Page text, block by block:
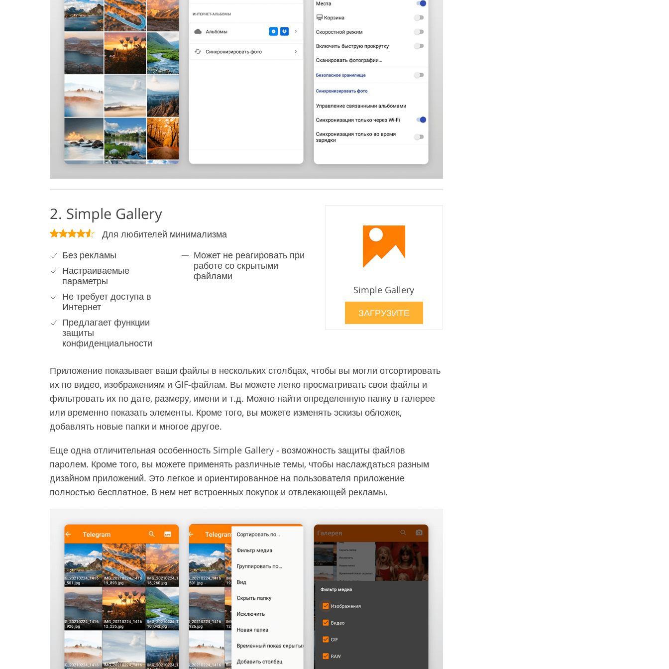
2. Simple Gallery
Для любителей минимализма
Без рекламы
Настраиваемые
параметры
Не требует доступа в
Интернет
Предлагает функции
защиты
конфиденциальности
Может не реагировать при
работе со скрытыми
файлами
Simple Gallery
ЗАГРУЗИТЕ
Приложение показывает ваши файлы в нескольких столбцах, чтобы вы могли отсортировать
их по видео, изображениям и GIF-файлам. Вы можете легко просматривать свои файлы и
фильтровать их по дате, размеру, имени и т.д. Можно найти определенную папку в галерее
или временно показать элементы. Кроме того, вы можете изменять эскизы обложек,
добавлять новые папки и многое другое.
Еще одна отличительная особенность Simple Gallery - возможность защиты файлов
паролем. Кроме того, вы можете применять различные темы, чтобы наслаждаться разным
дизайном приложений. Это легкое и ориентированное на пользователя приложение
полностью бесплатное. В нем нет встроенных покупок и отвлекающей рекламы.